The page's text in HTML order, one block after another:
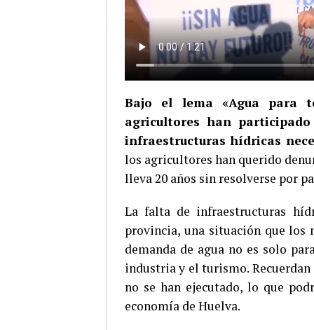
Bajo el lema «Agua para
agricultores han
infraestructuras hídricas
los agricultores han querido
lleva 20 años sin resolverse por
La falta de infraestructuras
provincia, una situación que los
demanda de agua no es solo
industria y el turismo.
no se han ejecutado, lo que
economía de Huelva.